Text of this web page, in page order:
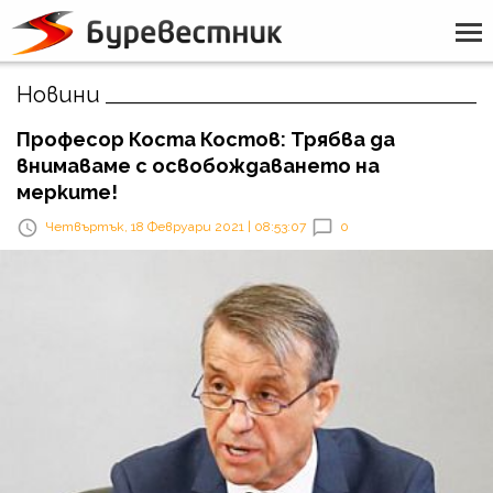
Новини
Професор Коста Костов: Трябва да
внимаваме с освобождаването на
мерките!
Четвъртък, 18 Февруари 2021 | 08:53:07 0